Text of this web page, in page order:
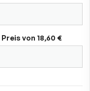
von 18,60 €